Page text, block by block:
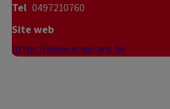
Tel 0497210760
Site web
https://www.eneo-ans.be